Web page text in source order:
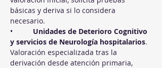
básicas y deriva si lo considera
necesario.
• Unidades de Deterioro Cognitivo
y servicios de Neurología hospitalarios.
Valoración especializada tras la
derivación desde atención primaria,